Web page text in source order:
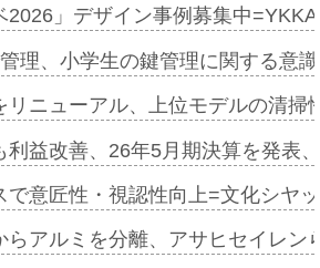
2026」デザイン事例募集中
理、小学生の鍵管理に関する意
リニューアル、上位モデルの清
利益改善、26年5月期決算を発表
で意匠性・視認性向上=文化シヤ
らアルミを分離、アサヒセイレ